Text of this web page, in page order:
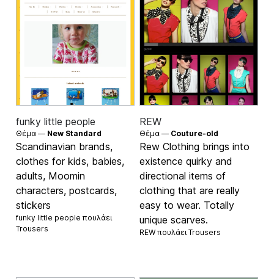
funky little people
Θέμα — New Standard
Scandinavian brands,
clothes for kids, babies,
adults, Moomin
characters, postcards,
stickers
funky little people πουλάει
Trousers
REW
Θέμα — Couture-old
Rew Clothing brings into
existence quirky and
directional items of
clothing that are really
easy to wear. Totally
unique scarves.
REW πουλάει Trousers